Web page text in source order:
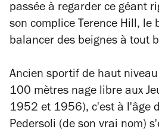
passée à regarder ce géant
son complice Terence Hill, le
balancer des beignes à tout
Ancien sportif de haut
100 mètres nage libre aux
1952 et 1956), c'est à l'âge
Pedersoli (de son vrai nom)